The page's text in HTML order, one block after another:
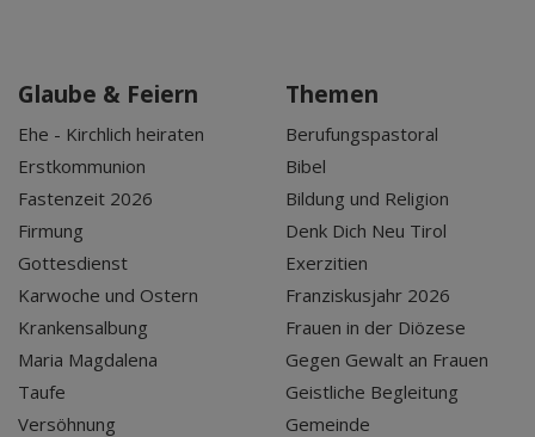
Glaube & Feiern
Ehe - Kirchlich heiraten
Erstkommunion
Fastenzeit 2026
Firmung
Gottesdienst
Karwoche und Ostern
Krankensalbung
Maria Magdalena
Taufe
Versöhnung
Themen
Berufungspastoral
Bibel
Bildung und Religion
Denk Dich Neu Tirol
Exerzitien
Franziskusjahr 2026
Frauen in der Diözese
Gegen Gewalt an Frauen
Geistliche Begleitung
Gemeinde